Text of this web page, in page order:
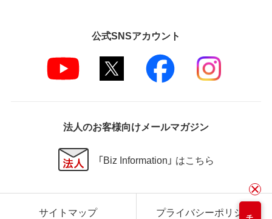
公式SNSアカウント
法人のお客様向けメールマガジン
「Biz Information」 はこちら
サイトマップ プライバシーポリシー